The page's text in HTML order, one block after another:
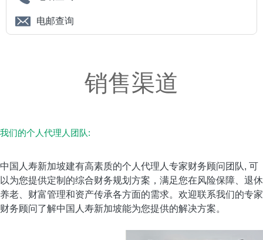
电邮查询
销售渠道
我们的个人代理人团队:
中国人寿新加坡建有高素质的个人代理人专家财务顾问团队, 可
以为您提供定制的综合财务规划方案，满足您在风险保障、退休
养老、财富管理和资产传承各方面的需求。欢迎联系我们的专家
财务顾问了解中国人寿新加坡能为您提供的解决方案。